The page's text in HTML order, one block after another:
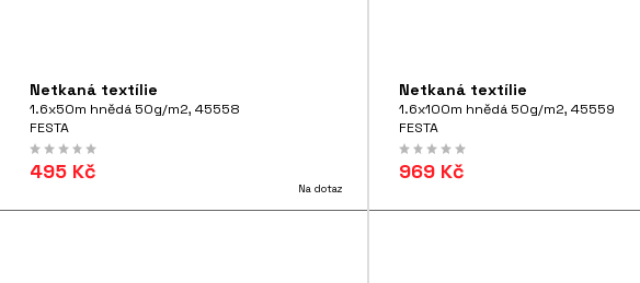
Netkaná textílie
1.6x50m hnědá 50g/m2, 45558
FESTA
495 Kč
Na dotaz
Netkaná textílie
1.6x100m hnědá 50g/m2, 45559
FESTA
969 Kč